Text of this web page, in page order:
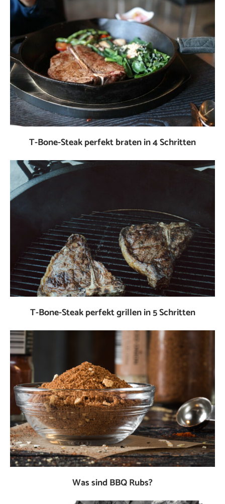
T-Bone-Steak perfekt braten in 4 Schritten
T-Bone-Steak perfekt grillen in 5 Schritten
Was sind BBQ Rubs?